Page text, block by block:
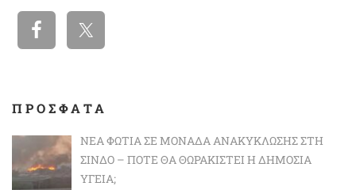
ΠΡΟΣΦΑΤΑ
ΝΈΑ ΦΩΤΙΆ ΣΕ ΜΟΝΆΔΑ ΑΝΑΚΎΚΛΩΣΗΣ ΣΤΗ
ΣΊΝΔΟ – ΠΌΤΕ ΘΑ ΘΩΡΑΚΙΣΤΕΊ Η ΔΗΜΌΣΙΑ
ΥΓΕΊΑ;